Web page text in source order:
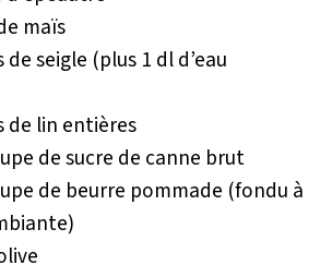
maïs
seigle (plus 1 dl d’eau
de lin entières
de sucre de canne brut
de beurre pommade (fondu à